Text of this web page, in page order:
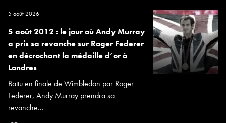
5 août 2026
5 août 2012 : le jour où Andy Murray
a pris sa revanche sur Roger Federer
en décrochant la médaille d’or à
Londres
Battu en finale de Wimbledon par Roger
Federer, Andy Murray prendra sa
revanche...